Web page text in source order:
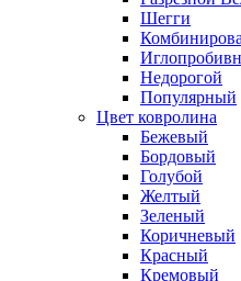
Шегги
Недорогой
Популярный
Цвет ковролина
Бежевый
Бордовый
Голубой
Желтый
Зеленый
Коричневый
Красный
Кремовый